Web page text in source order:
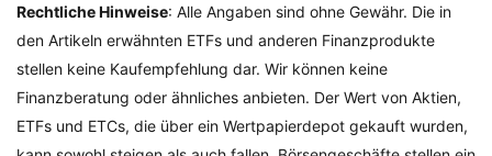
Rechtliche Hinweise: Alle Angaben sind ohne Gewähr. Die in
den Artikeln erwähnten ETFs und anderen Finanzprodukte
stellen keine Kaufempfehlung dar. Wir können keine
Finanzberatung oder ähnliches anbieten. Der Wert von Aktien,
ETFs und ETCs, die über ein Wertpapierdepot gekauft wurden,